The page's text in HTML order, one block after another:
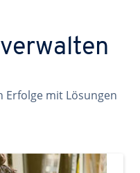
Erfolge mit Lösungen